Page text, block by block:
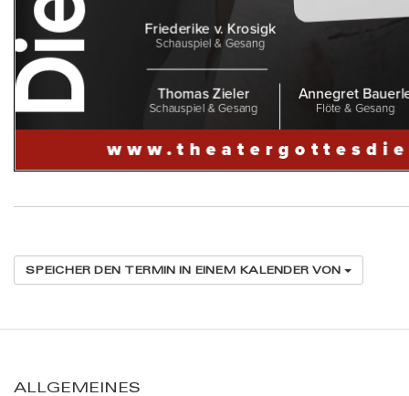
SPEICHER DEN TERMIN IN EINEM KALENDER VON
ALLGEMEINES